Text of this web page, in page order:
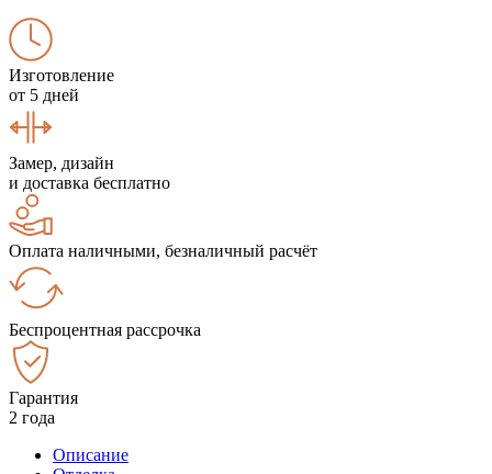
Изготовление
от 5 дней
Замер, дизайн
и доставка бесплатно
Оплата наличными, безналичный расчёт
Беспроцентная рассрочка
Гарантия
2 года
Описание